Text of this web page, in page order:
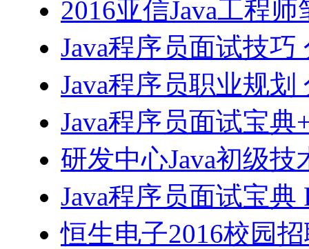
2016亚信Java工程
Java程序员面试技巧
Java程序员职业规划
Java程序员面试宝
研发中心Java初级
Java程序员面试宝典
恒生电子2016校园